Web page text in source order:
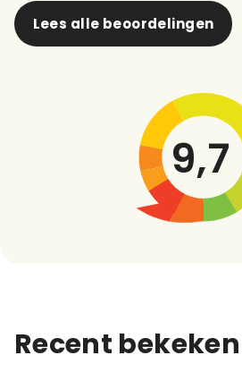
Lees alle beoordelingen
9,7
Recent bekeken